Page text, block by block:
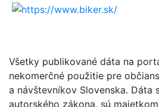
Všetky publikované dáta na
nekomerčné použitie pre
a návštevníkov Slovenska. Dáta
autorského zákona, sú